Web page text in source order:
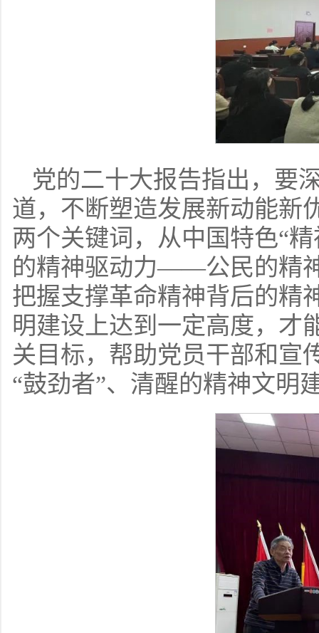
党的二十大报告指出，要
道，不断塑造发展新动能新
两个关键词，从中国特色“
的精神驱动力——公民的精
把握支撑革命精神背后的精
明建设上达到一定高度，才
关目标，帮助党员干部和宣
“鼓劲者”、清醒的精神文明